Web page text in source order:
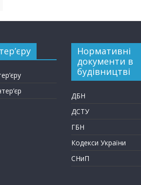
Нормативні
документи в
будівництві
ДБН
ДСТУ
ГБН
Кодекси України
СНиП